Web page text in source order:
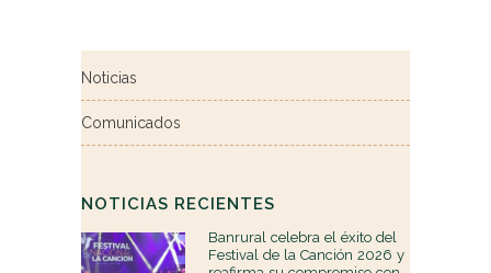
Noticias
Comunicados
NOTICIAS RECIENTES
Banrural celebra el éxito del
Festival de la Canción 2026 y